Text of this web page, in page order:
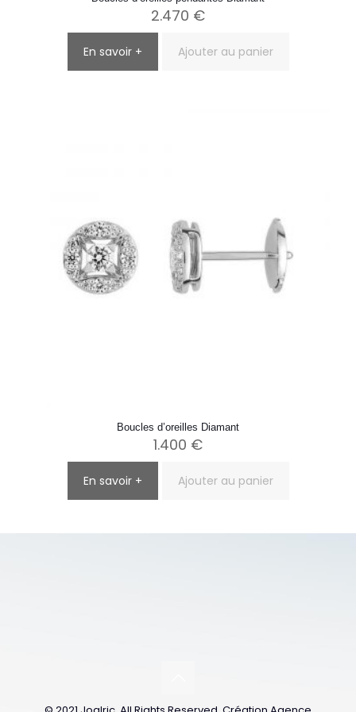
2.470 €
En savoir + Ajouter au panier
Boucles d’oreilles Diamant
1.400 €
En savoir + Ajouter au panier